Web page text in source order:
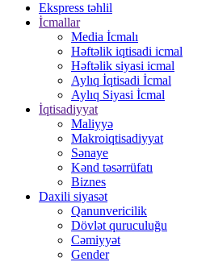
Ekspress təhlil
İcmallar
Media İcmalı
Həftəlik iqtisadi icmal
Həftəlik siyasi icmal
Aylıq İqtisadi İcmal
Aylıq Siyasi İcmal
İqtisadiyyat
Maliyyə
Makroiqtisadiyyat
Sənaye
Kənd təsərrüfatı
Biznes
Daxili siyasət
Qanunvericilik
Dövlət quruculuğu
Cəmiyyət
Gender